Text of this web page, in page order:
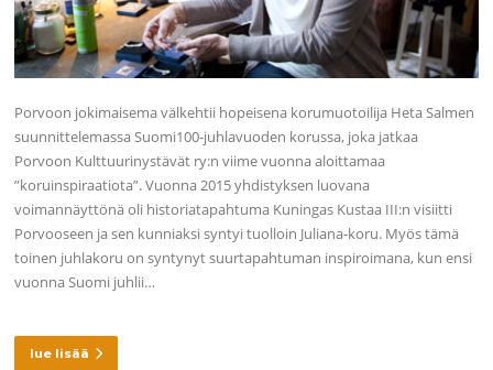
Porvoon jokimaisema välkehtii hopeisena korumuotoilija Heta Salmen
suunnittelemassa Suomi100-juhlavuoden korussa, joka jatkaa
Porvoon Kulttuurinystävät ry:n viime vuonna aloittamaa
”koruinspiraatiota”. Vuonna 2015 yhdistyksen luovana
voimannäyttönä oli historiatapahtuma Kuningas Kustaa III:n visiitti
Porvooseen ja sen kunniaksi syntyi tuolloin Juliana-koru. Myös tämä
toinen juhlakoru on syntynyt suurtapahtuman inspiroimana, kun ensi
vuonna Suomi juhlii…
lue lisää